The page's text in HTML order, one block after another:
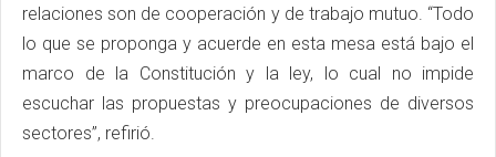
relaciones son de cooperación y de trabajo mutuo. “Todo
lo que se proponga y acuerde en esta mesa está bajo el
marco de la Constitución y la ley, lo cual no impide
escuchar las propuestas y preocupaciones de diversos
sectores”, refirió.